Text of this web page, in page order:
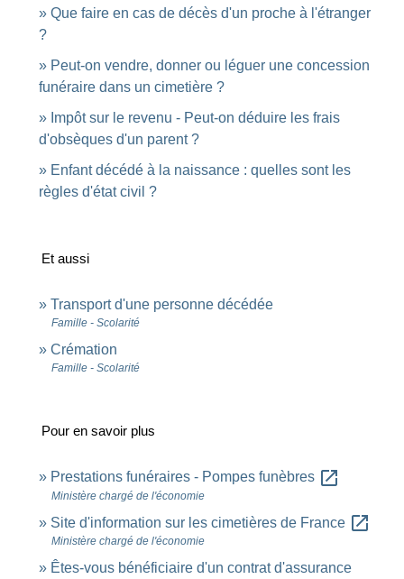
Que faire en cas de décès d'un proche à l'étranger
?
Peut-on vendre, donner ou léguer une concession
funéraire dans un cimetière ?
Impôt sur le revenu - Peut-on déduire les frais
d'obsèques d'un parent ?
Enfant décédé à la naissance : quelles sont les
règles d'état civil ?
Et aussi
Transport d'une personne décédée
Famille - Scolarité
Crémation
Famille - Scolarité
Pour en savoir plus
Prestations funéraires - Pompes funèbres open_in_new
Ministère chargé de l'économie
Site d'information sur les cimetières de France open_in_new
Ministère chargé de l'économie
Êtes-vous bénéficiaire d'un contrat d'assurance